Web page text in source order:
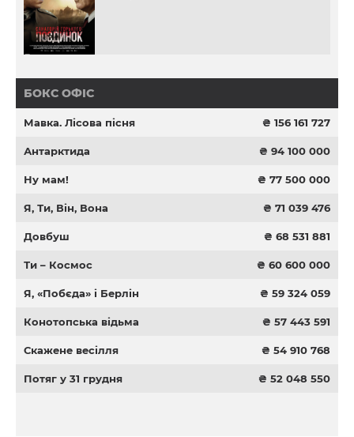
БОКС ОФІС
Мавка. Лісова пісня ₴ 156 161 727
Антарктида ₴ 94 100 000
Ну мам! ₴ 77 500 000
Я, Ти, Він, Вона ₴ 71 039 476
Довбуш ₴ 68 531 881
Ти – Космос ₴ 60 600 000
Я, «Побєда» і Берлін ₴ 59 324 059
Конотопська відьма ₴ 57 443 591
Скажене весілля ₴ 54 910 768
Потяг у 31 грудня ₴ 52 048 550